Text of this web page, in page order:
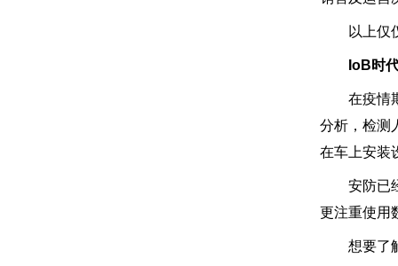
以上仅仅
IoB时
在疫情期
分析，检测
在车上安装
安防已经
更注重使用
想要了解